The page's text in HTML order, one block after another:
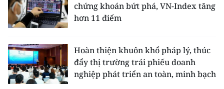
TIN ĐỊA PHƯƠNG
Đồng bằng sông Hồng
Bắc Trung Bộ
chứng khoán bứt phá, VN-Index tăng
hơn 11 điểm
Hoàn thiện khuôn khổ pháp lý, thúc
đẩy thị trường trái phiếu doanh
nghiệp phát triển an toàn, minh bạch